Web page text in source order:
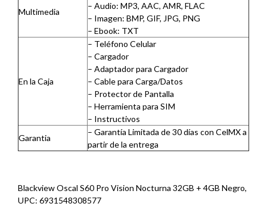
Multimedia
– Audio: MP3, AAC, AMR, FLAC
– Imagen: BMP, GIF, JPG, PNG
– Ebook: TXT
En la Caja
– Teléfono Celular
– Cargador
– Adaptador para Cargador
– Cable para Carga/Datos
– Protector de Pantalla
– Herramienta para SIM
– Instructivos
Garantia
– Garantía Limitada de 30 días con CelMX a
partir de la entrega
Blackview Oscal S60 Pro Vision Nocturna 32GB + 4GB Negro,
UPC: 6931548308577